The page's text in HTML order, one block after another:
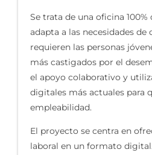
Se trata de una oficina
adapta a las necesidades
requieren las personas
más castigados por el
el apoyo colaborativo y
digitales más actuales para
empleabilidad.
El proyecto se centra en
laboral en un formato